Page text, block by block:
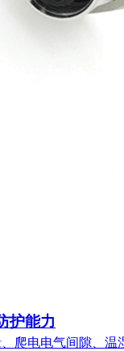
护能力
爬电电气间隙、温